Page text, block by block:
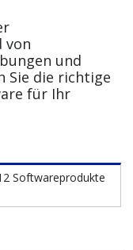
von
und
Sie die richtige
für Ihr
Softwareprodukte